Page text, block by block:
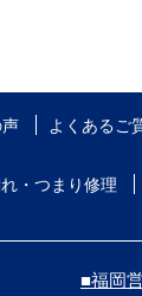
よくあるご
・つまり修理
■福岡